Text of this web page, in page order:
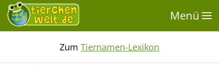
Menü
Zum Tiernamen-Lexikon